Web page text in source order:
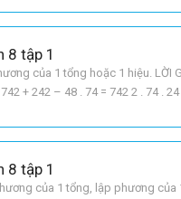
8 tập 1
của 1 tổng hoặc 1 hiệu. LỜI
+ 242 – 48 . 74 = 742 2 . 74 .
8 tập 1
của 1 tổng, lập phương